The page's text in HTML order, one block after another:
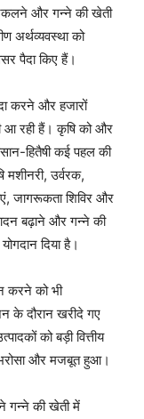
और गन्ने की खेती
अर्थव्यवस्था को
पैदा किए हैं।
करने और हजारों
आ रही हैं। कृषि को और
हितैषी कई पहल की
मशीनरी, उर्वरक,
जागरूकता शिविर और
बढ़ाने और गन्ने की
दिया है।
करने को भी
के दौरान खरीदे गए
को बड़ी वित्तीय
भरोसा और मजबूत हुआ।
ने गन्ने की खेती में